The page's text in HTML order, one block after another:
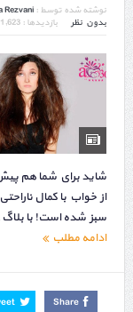
نوشته شده توسط : Rezvani
بدون نظر
بازدیدها : 1,623
شاید براي شما هم
از خواب با کمال
سبز شده است! با
ادامه مطلب
Share